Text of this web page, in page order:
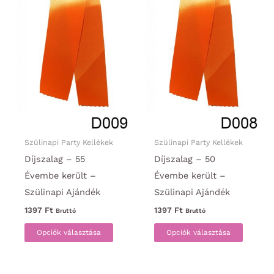
Szülinapi Party Kellékek
Díjszalag – 55
Évembe került –
Szülinapi Ajándék
1397 Ft Bruttó
Opciók választása
Ennek
a
Szülinapi Party Kellékek
Díjszalag – 50
Évembe került –
Szülinapi Ajándék
1397 Ft Bruttó
Opciók választása
Ennek
a